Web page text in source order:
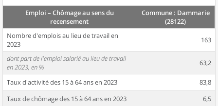
Emploi – Chômage au sens du
recensement
Commune : Dammarie
(28122)
Nombre d'emplois au lieu de travail en
2023
163
dont part de l'emploi salarié au lieu de travail
en 2023, en %
63,2
Taux d'activité des 15 à 64 ans en 2023
83,8
Taux de chômage des 15 à 64 ans en 2023
6,5